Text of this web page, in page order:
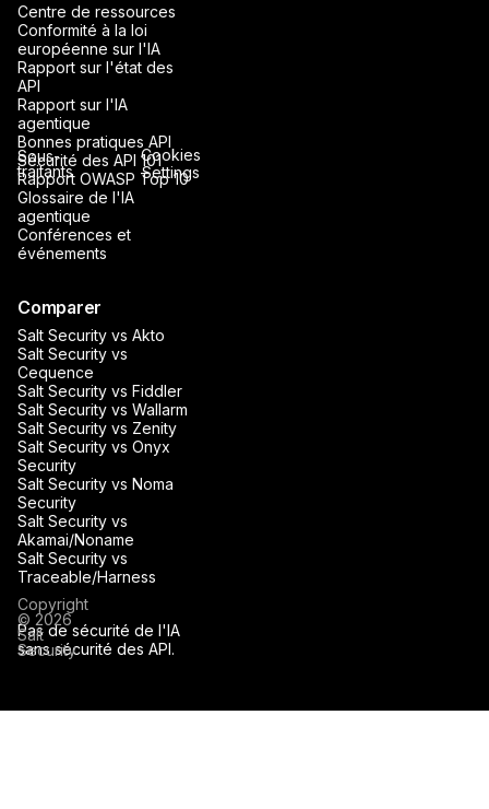
Centre de ressources
Conformité à la loi
européenne sur l'IA
Rapport sur l'état des
API
Rapport sur l'IA
agentique
Bonnes pratiques API
Sécurité des API 101
Rapport OWASP Top 10
Glossaire de l'IA
agentique
Conférences et
événements
Pas de sécurité de l'IA
sans sécurité des API.
Comparer
Salt Security vs Akto
Salt Security vs
Cequence
Salt Security vs Fiddler
Salt Security vs Wallarm
Salt Security vs Zenity
Salt Security vs Onyx
Security
Salt Security vs Noma
Security
Salt Security vs
Akamai/Noname
Salt Security vs
Traceable/Harness
Sous-
traitants
Cookies
Settings
Copyright
© 2026
Salt
Security